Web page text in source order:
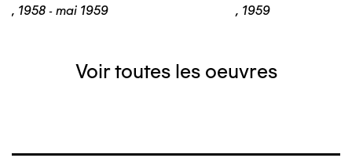
, 1958 - mai 1959
, 1959
Voir toutes les oeuvres